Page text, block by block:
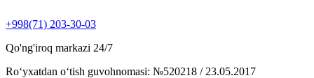
+998(71) 203-30-03
Qo'ng'iroq markazi 24/7
Ro‘yxatdan o‘tish guvohnomasi: №520218 / 23.05.2017